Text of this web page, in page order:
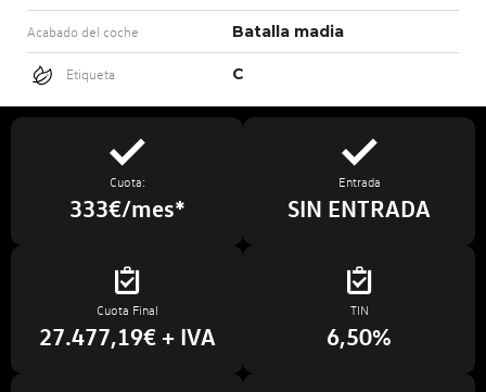
Acabado del coche Batalla madia
Etiqueta C
Cuota:
333€/mes*
Entrada
SIN ENTRADA
Cuota Final
27.477,19€ + IVA
TIN
6,50%